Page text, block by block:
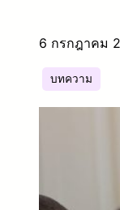
6 กรกฎาคม
บทความ